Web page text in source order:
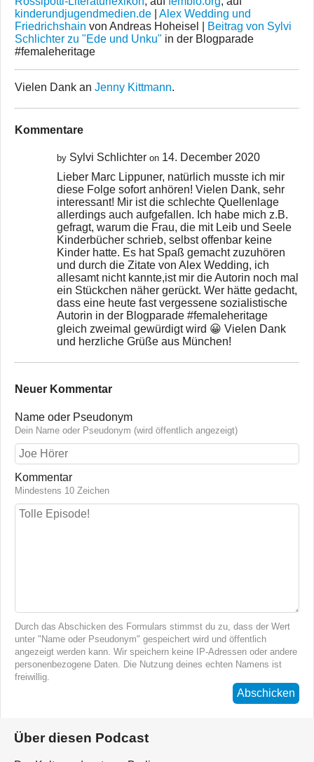
kinderundjugendmedien.de
Alex Wedding und
Friedrichshain von Andreas Hoheisel |
Beitrag von Sylvi
Schlichter zu "Ede und Unku" in der Blogparade
#femaleheritage
Vielen Dank an Jenny Kittmann.
Kommentare
by Sylvi Schlichter on 14. December 2020
Lieber Marc Lippuner, natürlich musste ich mir
diese Folge sofort anhören! Vielen Dank, sehr
interessant! Mir ist die schlechte Quellenlage
allerdings auch aufgefallen. Ich habe mich z.B.
gefragt, warum die Frau, die mit Leib und Seele
Kinderbücher schrieb, selbst offenbar keine
Kinder hatte. Es hat Spaß gemacht zuzuhören
und durch die Zitate von Alex Wedding, ich
allesamt nicht kannte,ist mir die Autorin noch mal
ein Stückchen näher gerückt. Wer hätte gedacht,
dass eine heute fast vergessene sozialistische
Autorin in der Blogparade #femaleheritage
gleich zweimal gewürdigt wird 😀 Vielen Dank
und herzliche Grüße aus München!
Neuer Kommentar
Name oder Pseudonym
Dein Name oder Pseudonym (wird öffentlich angezeigt)
Kommentar
Mindestens 10 Zeichen
Durch das Abschicken des Formulars stimmst du zu, dass der Wert
unter "Name oder Pseudonym" gespeichert wird und öffentlich
angezeigt werden kann. Wir speichern keine IP-Adressen oder andere
personenbezogene Daten. Die Nutzung deines echten Namens ist
freiwillig.
Abschicken
Über diesen Podcast